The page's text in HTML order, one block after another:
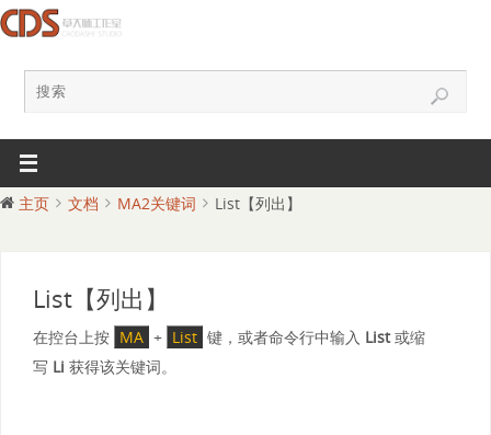
主页 文档 MA2关键词 List【列出】
List【列出】
在控台上按 MA + List 键，或者命令行中输入 List或缩
写 Li 获得该关键词。